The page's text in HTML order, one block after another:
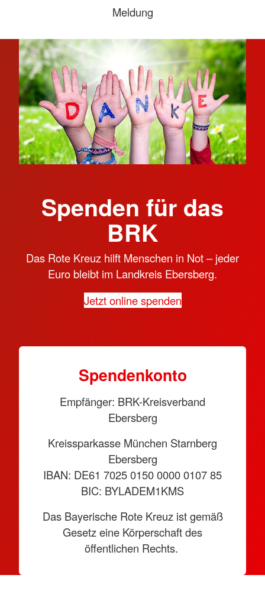
Meldung
Spenden für das
BRK
Das Rote Kreuz hilft Menschen in Not – jeder
Euro bleibt im Landkreis Ebersberg.
Jetzt online spenden
Spendenkonto
Empfänger: BRK-Kreisverband
Ebersberg
Kreissparkasse München Starnberg
Ebersberg
IBAN: DE61 7025 0150 0000 0107 85
BIC: BYLADEM1KMS
Das Bayerische Rote Kreuz ist gemäß
Gesetz eine Körperschaft des
öffentlichen Rechts.